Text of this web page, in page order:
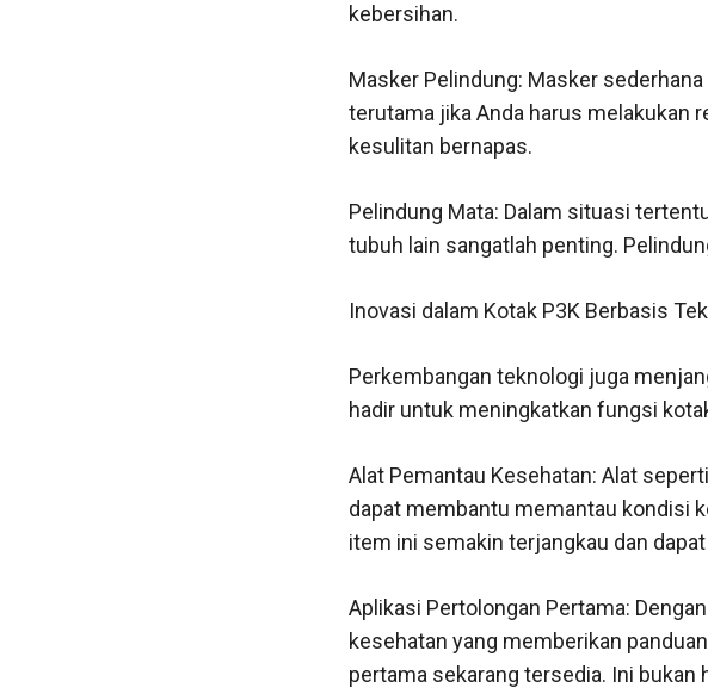
kebersihan.
Masker Pelindung: Masker
terutama jika Anda harus melakukan
kesulitan bernapas.
Pelindung Mata: Dalam situasi
tubuh lain sangatlah penting.
Inovasi dalam Kotak P3K Berbasis
Perkembangan teknologi juga
hadir untuk meningkatkan fungsi
Alat Pemantau Kesehatan: Alat
dapat membantu memantau kondisi
item ini semakin terjangkau dan
Aplikasi Pertolongan Pertama:
kesehatan yang memberikan
pertama sekarang tersedia. Ini